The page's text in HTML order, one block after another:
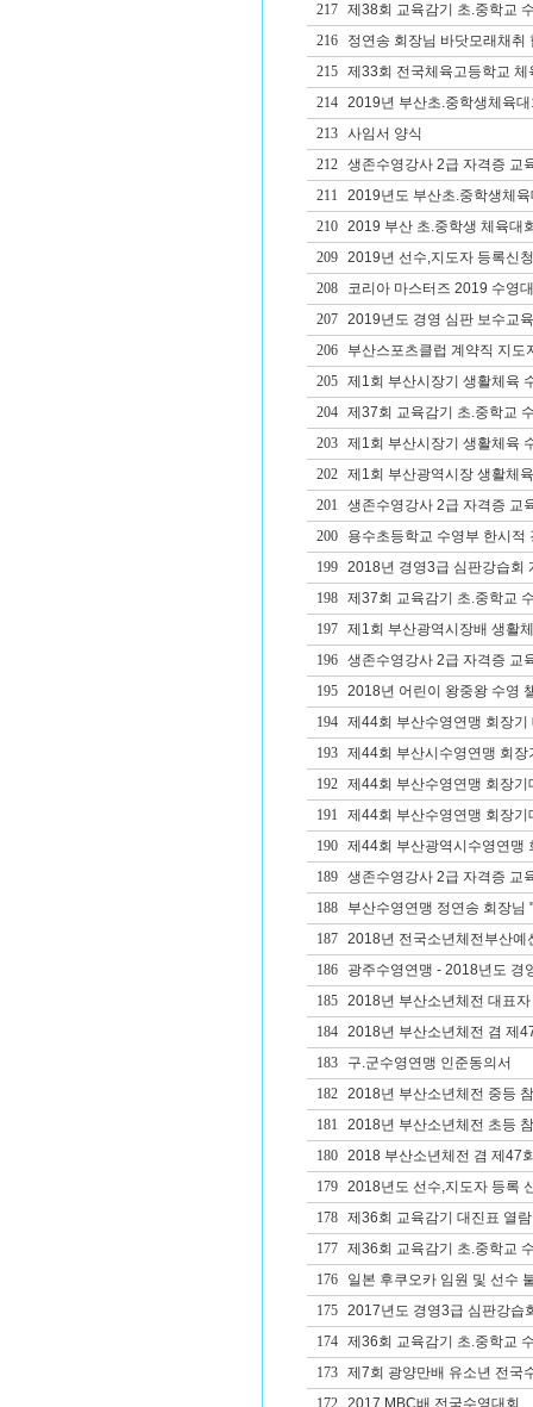
217
제38회 교육감기 초.중학교
216
정연송 회장님 바닷모래채취
215
제33회 전국체육고등학교 체
214
2019년 부산초.중학생체육
213
사임서 양식
212
생존수영강사 2급 자격증 교
211
2019년도 부산초.중학생체
210
2019 부산 초.중학생 체육대
209
2019년 선수,지도자 등록신
208
코리아 마스터즈 2019 수영
207
2019년도 경영 심판 보수교
206
부산스포츠클럽 계약직 지도
205
제1회 부산시장기 생활체육
204
제37회 교육감기 초.중학교
203
제1회 부산시장기 생활체육
202
제1회 부산광역시장 생활체
201
생존수영강사 2급 자격증 교
200
용수초등학교 수영부 한시적
199
2018년 경영3급 심판강습회
198
제37회 교육감기 초.중학교
197
제1회 부산광역시장배 생활
196
생존수영강사 2급 자격증 교
195
2018년 어린이 왕중왕 수영
194
제44회 부산수영연맹 회장기
193
제44회 부산시수영연맹 회
192
제44회 부산수영연맹 회장기
191
제44회 부산수영연맹 회장
190
제44회 부산광역시수영연맹
189
생존수영강사 2급 자격증 교
188
부산수영연맹 정연송 회장님
187
2018년 전국소년체전부산예
186
광주수영연맹 - 2018년도 경
185
2018년 부산소년체전 대표
184
2018년 부산소년체전 겸 제
183
구.군수영연맹 인준동의서
182
2018년 부산소년체전 중등
181
2018년 부산소년체전 초등
180
2018 부산소년체전 겸 제47
179
2018년도 선수,지도자 등록
178
제36회 교육감기 대진표 열람
177
제36회 교육감기 초.중학교
176
일본 후쿠오카 임원 및 선수
175
2017년도 경영3급 심판강습
174
제36회 교육감기 초.중학교
173
제7회 광양만배 유소년 전국
172
2017 MBC배 전국수영대회